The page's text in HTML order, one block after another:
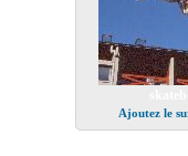
Ajoutez le